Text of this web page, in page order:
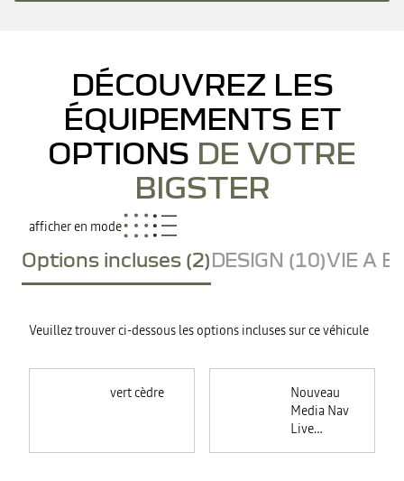
DÉCOUVREZ LES
ÉQUIPEMENTS ET
OPTIONS DE VOTRE
BIGSTER
afficher en mode
Options incluses (2)DESIGN (10)VIE A
Veuillez trouver ci-dessous les options incluses sur ce véhicule
vert cèdre
Nouveau
Media Nav
Live